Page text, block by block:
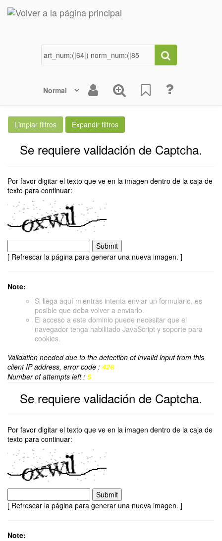
Se requiere validación de Captcha.
Por favor digitar el texto que ve en la imagen dentro de la caja de
texto para continuar:
[ Refrescar la página para generar una nueva imagen. ]
Note:
Si llega aquí mientras intenta enviar un formulario, es
posible que deba volver a enviarlo.
El acceso a este dominio puede necesitar que el
navegador tenga habilitado JavaScript y soporte para
cookies.
Validation needed due to the detection of invalid input from this
client IP address, error code : 426
Number of attempts left : 5
Se requiere validación de Captcha.
Por favor digitar el texto que ve en la imagen dentro de la caja de
texto para continuar:
[ Refrescar la página para generar una nueva imagen. ]
Note: